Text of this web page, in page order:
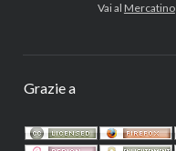
Vai al Mercatino
Grazie a